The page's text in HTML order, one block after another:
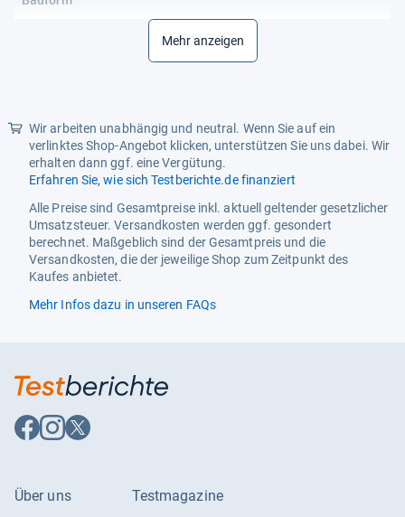
Produkttyp LED-Fernseher
Funktionalitäten
HD-Standard Full HD
TV-Tuner
DVB-C, DVB-C2, DVB-S, DVB-
Energiekosten SDR / 1000h
Energieverbrauch / Betrieb
Display
Mehr anzeigen
Wir arbeiten unabhängig und neutral. Wenn Sie auf ein
verlinktes Shop-Angebot klicken, unterstützen Sie uns dabei. Wir
erhalten dann ggf. eine Vergütung.
Erfahren Sie, wie sich Testberichte.de finanziert
Alle Preise sind Gesamtpreise inkl. aktuell geltender gesetzlicher
Umsatzsteuer. Versandkosten werden ggf. gesondert
berechnet. Maßgeblich sind der Gesamtpreis und die
Versandkosten, die der jeweilige Shop zum Zeitpunkt des
Kaufes anbietet.
Mehr Infos dazu in unseren FAQs
Auf
Facebook
Auf
Instagram
Auf
X
Über uns
Testmagazine